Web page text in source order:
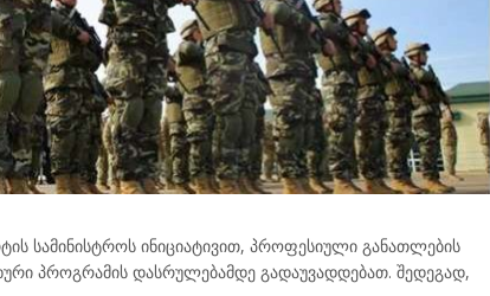
სამინისტროს ინიციატივით, პროფესიული განათლების
პროგრამის დასრულებამდე გადაუვადდებათ. შედეგად,